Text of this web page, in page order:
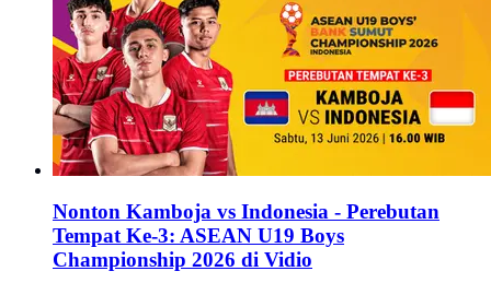
Nonton Kamboja vs Indonesia - Perebutan
Tempat Ke-3: ASEAN U19 Boys
Championship 2026 di Vidio